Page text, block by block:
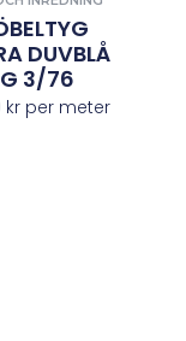
DUVBLÅ
3/76
kr per meter